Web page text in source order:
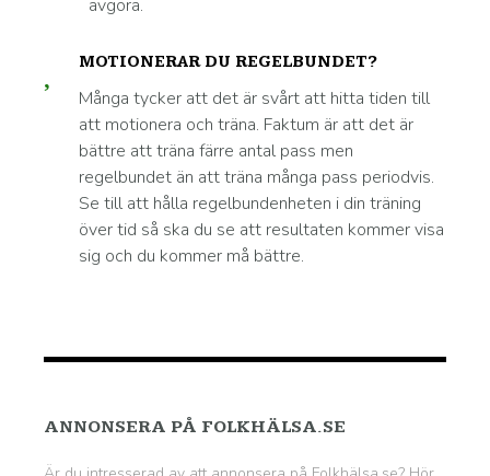
avgöra.
MOTIONERAR DU REGELBUNDET?
Många tycker att det är svårt att hitta tiden till
att motionera och träna. Faktum är att det är
bättre att träna färre antal pass men
regelbundet än att träna många pass periodvis.
Se till att hålla regelbundenheten i din träning
över tid så ska du se att resultaten kommer visa
sig och du kommer må bättre.
ANNONSERA PÅ FOLKHÄLSA.SE